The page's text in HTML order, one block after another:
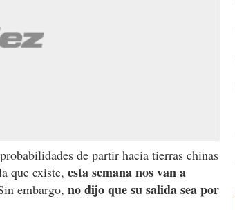
de partir hacia tierras chinas
que existe, esta semana nos van a
embargo, no dijo que su salida sea por